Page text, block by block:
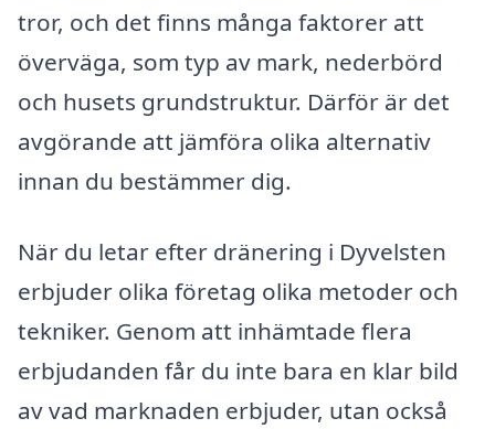
tror, och det finns många faktorer att
överväga, som typ av mark, nederbörd
och husets grundstruktur. Därför är det
avgörande att jämföra olika alternativ
innan du bestämmer dig.
När du letar efter dränering i Dyvelsten
erbjuder olika företag olika metoder och
tekniker. Genom att inhämtade flera
erbjudanden får du inte bara en klar bild
av vad marknaden erbjuder, utan också